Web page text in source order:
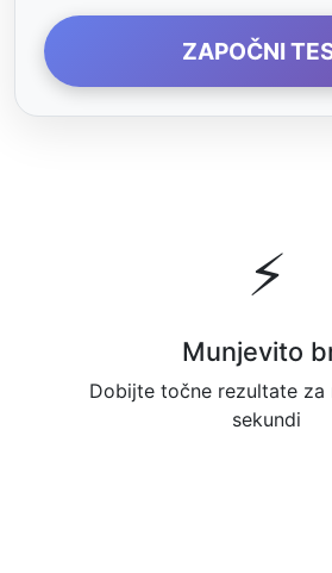
ZAPOČNI
⚡
Munjevito
Dobijte točne rezultate za
sekundi